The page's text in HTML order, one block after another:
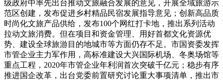
级政府中率先出台推动文旅融合发展的意见，开展全域旅游示
范区创建，发布促进乡村精品民宿发展指导意见；创新高品质
时尚化文旅产品供给，发布100个网红打卡地，推出系列活动
拉动文旅消费。但在项目和资金管理、用好首都文化资源优
势、建设全球旅游目的地城市等方面仍存不足。市国资委发挥
市管企业主力军作用，高标准建设大兴国际机场、冬奥场馆等
重点工程，2020年市管企业年利润首次突破千亿元；稳步有序
推进国企改革，出台党委前置研究讨论重大事项清单，推出市